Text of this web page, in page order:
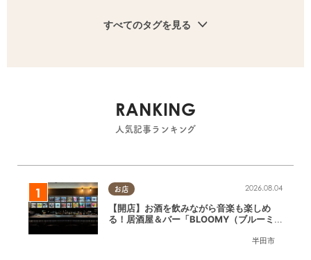
すべてのタグを見る
RANKING
人気記事ランキング
お店
半田市
2026.08.04
【開店】お酒を飲みながら音楽も楽しめ
る！居酒屋＆バー「BLOOMY（ブルーミ